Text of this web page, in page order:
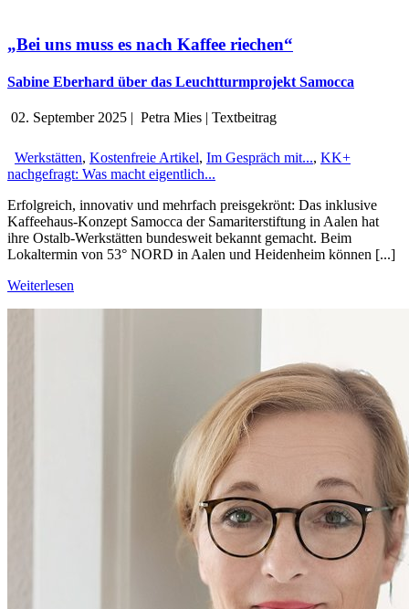
„Bei uns muss es nach Kaffee riechen“
Sabine Eberhard über das Leuchtturmprojekt Samocca
02. September 2025 | Petra Mies | Textbeitrag
Werkstätten, Kostenfreie Artikel, Im Gespräch mit..., KK+
nachgefragt: Was macht eigentlich...
Erfolgreich, innovativ und mehrfach preisgekrönt: Das inklusive
Kaffeehaus-Konzept Samocca der Samariterstiftung in Aalen hat
ihre Ostalb-Werkstätten bundesweit bekannt gemacht. Beim
Lokaltermin von 53° NORD in Aalen und Heidenheim können [...]
Weiterlesen